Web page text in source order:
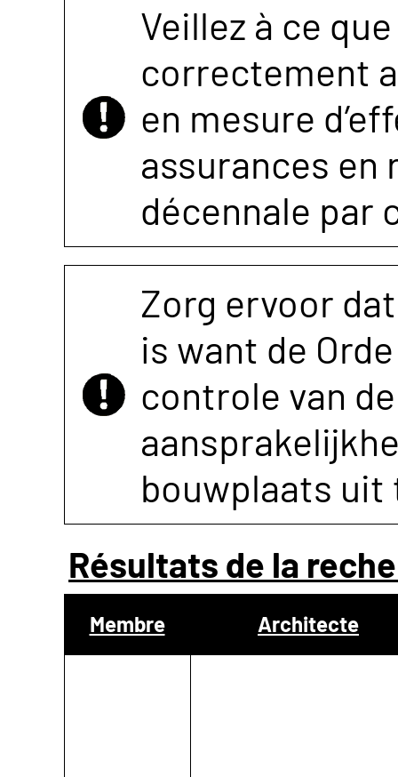
Veillez à ce
correctement
en mesure
assurances
décennale par
Zorg ervoor
is want de
controle van
bouwplaats uit
Résultats de la
Membre Architecte